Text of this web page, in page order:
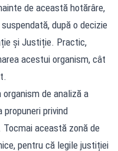
de această hotărâre,
după o decizie
și Justiție. Practic,
acestui organism, cât
de analiză a
privind
această zonă de
pentru că legile justiției